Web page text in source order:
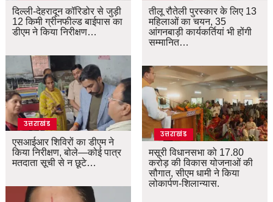
दिल्ली-देहरादून कॉरिडोर से जुड़ी
12 किमी ग्रीनफील्ड बाईपास का
डीएम ने किया निरीक्षण…
उत्तराखंड
एसआईआर शिविरों का डीएम ने
किया निरीक्षण, बोले—कोई पात्र
मतदाता सूची से न छूटे…
तीलू रौतेली पुरस्कार के लिए 13
महिलाओं का चयन, 35
आंगनबाड़ी कार्यकर्तियां भी होंगी
सम्मानित…
उत्तराखंड
मसूरी विधानसभा को 17.80
करोड़ की विकास योजनाओं की
सौगात, सीएम धामी ने किया
लोकार्पण-शिलान्यास.